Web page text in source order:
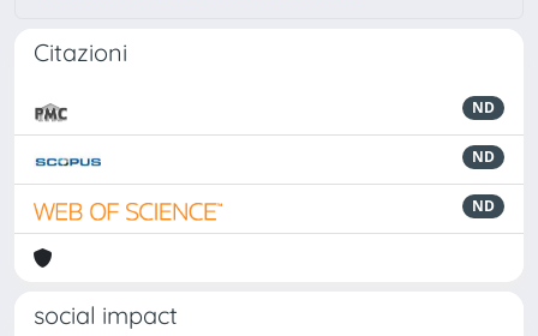
Citazioni
ND
ND
ND
social impact